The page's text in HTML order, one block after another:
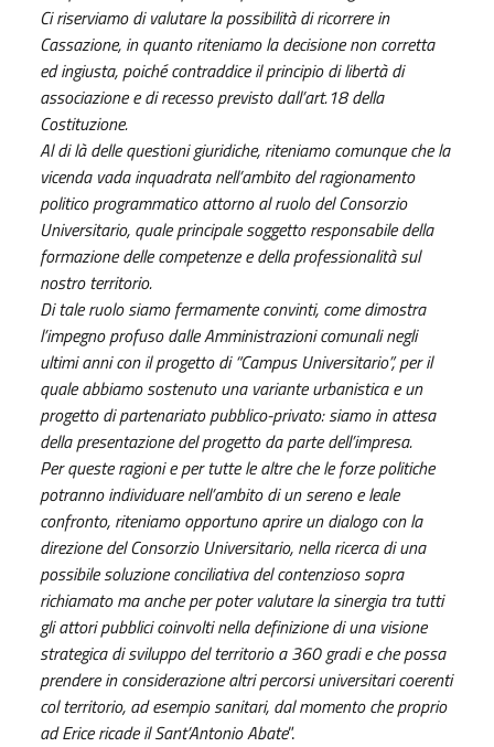
Ci riserviamo di valutare la possibilità di ricorrere in
Cassazione, in quanto riteniamo la decisione non corretta
ed ingiusta, poiché contraddice il principio di libertà di
associazione e di recesso previsto dall’art.18 della
Costituzione.
Al di là delle questioni giuridiche, riteniamo comunque che la
vicenda vada inquadrata nell’ambito del ragionamento
politico programmatico attorno al ruolo del Consorzio
Universitario, quale principale soggetto responsabile della
formazione delle competenze e della professionalità sul
nostro territorio.
Di tale ruolo siamo fermamente convinti, come dimostra
l’impegno profuso dalle Amministrazioni comunali negli
ultimi anni con il progetto di “Campus Universitario”, per il
quale abbiamo sostenuto una variante urbanistica e un
progetto di partenariato pubblico-privato: siamo in attesa
della presentazione del progetto da parte dell’impresa.
Per queste ragioni e per tutte le altre che le forze politiche
potranno individuare nell’ambito di un sereno e leale
confronto, riteniamo opportuno aprire un dialogo con la
direzione del Consorzio Universitario, nella ricerca di una
possibile soluzione conciliativa del contenzioso sopra
richiamato ma anche per poter valutare la sinergia tra tutti
gli attori pubblici coinvolti nella definizione di una visione
strategica di sviluppo del territorio a 360 gradi e che possa
prendere in considerazione altri percorsi universitari coerenti
col territorio, ad esempio sanitari, dal momento che proprio
ad Erice ricade il Sant’Antonio Abate”.